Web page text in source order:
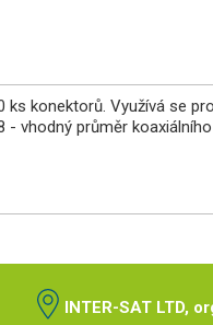
konektorů. Využívá se
vhodný průměr
INTER-SAT LTD,